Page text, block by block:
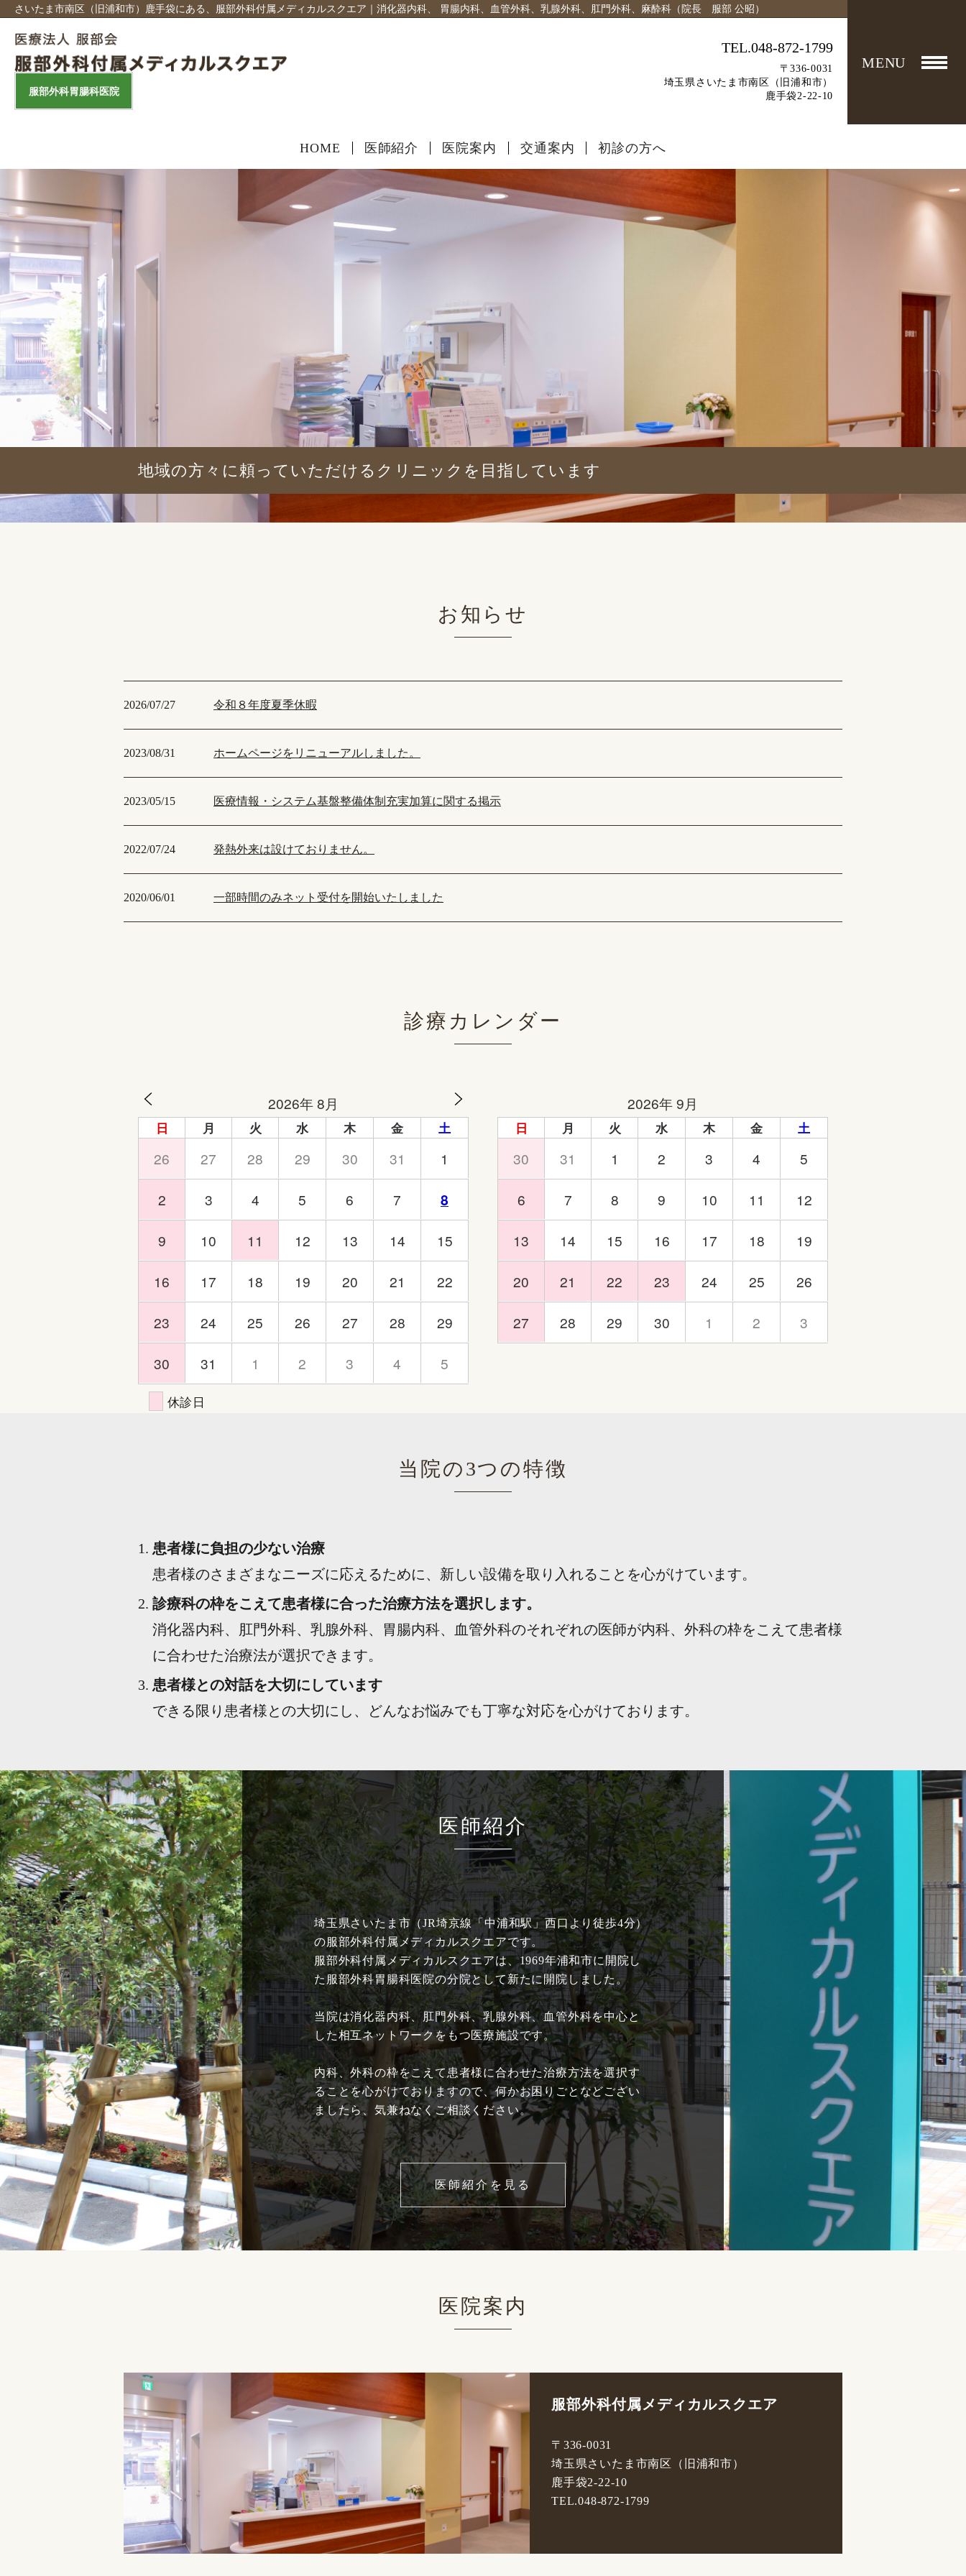
さいたま市南区（旧浦和市）鹿手袋にある、服部外科付属メディカルスクエア｜消化器内科、 胃腸内科、血管外科、乳腺外科、肛門外科、麻酔科（院長 服部 公昭）
服部外科胃腸科医院
TEL.048-872-1799
〒336-0031
埼玉県さいたま市南区（旧浦和市）
鹿手袋2-22-10
MENU
HOME 医師紹介 医院案内 交通案内 初診の方へ
地域の方々に頼っていただけるクリニックを目指しています
お知らせ
2026/07/27 令和８年度夏季休暇
2023/08/31 ホームページをリニューアルしました。
2023/05/15 医療情報・システム基盤整備体制充実加算に関する掲示
2022/07/24 発熱外来は設けておりません。
2020/06/01 一部時間のみネット受付を開始いたしました
診療カレンダー
2026年 8月
日 月 火 水 木 金 土
26 27 28 29 30 31 1
2 3 4 5 6 7 8
9 10 11 12 13 14 15
16 17 18 19 20 21 22
23 24 25 26 27 28 29
30 31 1 2 3 4 5
2026年 9月
日 月 火 水 木 金 土
30 31 1 2 3 4 5
6 7 8 9 10 11 12
13 14 15 16 17 18 19
20 21 22 23 24 25 26
27 28 29 30 1 2 3
休診日
当院の3つの特徴
患者様に負担の少ない治療
患者様のさまざまなニーズに応えるために、新しい設備を取り入れることを心がけています。
診療科の枠をこえて患者様に合った治療方法を選択します。
消化器内科、肛門外科、乳腺外科、胃腸内科、血管外科のそれぞれの医師が内科、外科の枠をこえて患者様
に合わせた治療法が選択できます。
患者様との対話を大切にしています
できる限り患者様との大切にし、どんなお悩みでも丁寧な対応を心がけております。
医師紹介
埼玉県さいたま市（JR埼京線「中浦和駅」西口より徒歩4分）
の服部外科付属メディカルスクエアです。
服部外科付属メディカルスクエアは、1969年浦和市に開院し
た服部外科胃腸科医院の分院として新たに開院しました。
当院は消化器内科、肛門外科、乳腺外科、血管外科を中心と
した相互ネットワークをもつ医療施設です。
内科、外科の枠をこえて患者様に合わせた治療方法を選択す
ることを心がけておりますので、何かお困りごとなどござい
ましたら、気兼ねなくご相談ください。
医師紹介を見る
医院案内
服部外科付属メディカルスクエア
〒336-0031
埼玉県さいたま市南区（旧浦和市）
鹿手袋2-22-10
TEL.048-872-1799